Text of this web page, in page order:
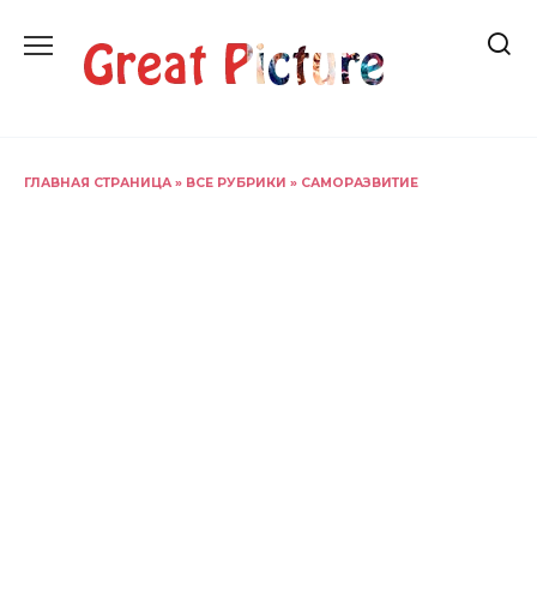
содержанию
ГЛАВНАЯ СТРАНИЦА » ВСЕ РУБРИКИ » САМОРАЗВИТИЕ